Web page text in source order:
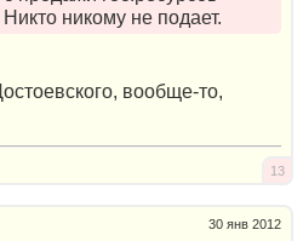
Никто никому не подает.
вообще-то,
13
30 янв 2012